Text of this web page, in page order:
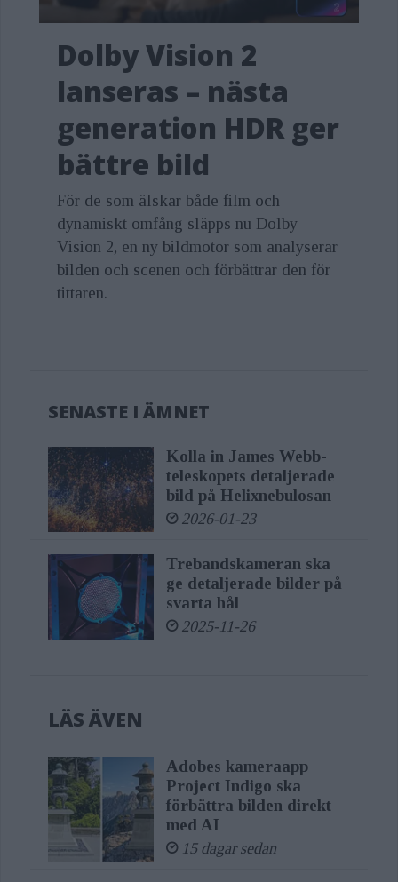
Dolby Vision 2
lanseras – nästa
generation HDR ger
bättre bild
För de som älskar både film och
dynamiskt omfång släpps nu Dolby
Vision 2, en ny bildmotor som analyserar
bilden och scenen och förbättrar den för
tittaren.
SENASTE I ÄMNET
Kolla in James Webb-
teleskopets detaljerade
bild på Helixnebulosan
2026-01-23
Trebandskameran ska
ge detaljerade bilder på
svarta hål
2025-11-26
LÄS ÄVEN
Adobes kameraapp
Project Indigo ska
förbättra bilden direkt
med AI
15 dagar sedan